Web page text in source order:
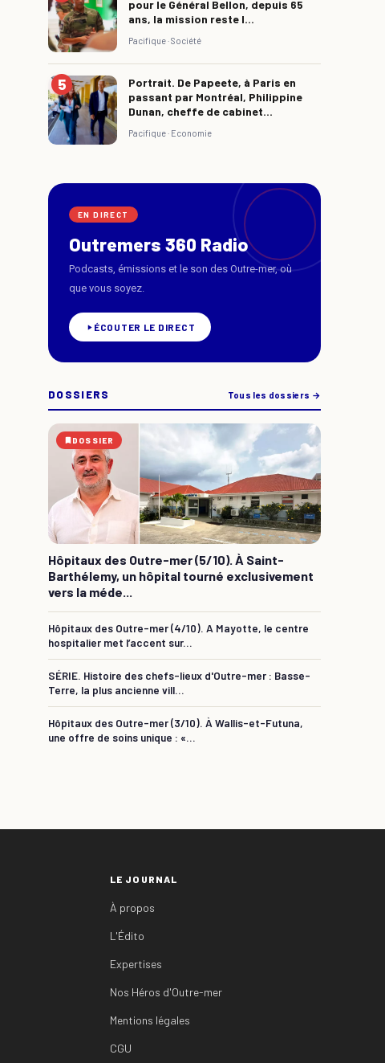
pour le Général Bellon, depuis 65
ans, la mission reste l...
Pacifique ·Société
Portrait. De Papeete, à Paris en
passant par Montréal, Philippine
Dunan, cheffe de cabinet...
Pacifique · Economie
EN DIRECT
Outremers 360 Radio
Podcasts, émissions et le son des Outre-mer, où
que vous soyez.
ÉCOUTER LE DIRECT
DOSSIERS Tous les dossiers →
DOSSIER
Hôpitaux des Outre-mer (5/10). À Saint-
Barthélemy, un hôpital tourné exclusivement
vers la méde...
Hôpitaux des Outre-mer (4/10). A Mayotte, le centre
hospitalier met l’accent sur...
SÉRIE. Histoire des chefs-lieux d'Outre-mer : Basse-
Terre, la plus ancienne vill...
Hôpitaux des Outre-mer (3/10). À Wallis-et-Futuna,
une offre de soins unique : «...
LE JOURNAL
À propos
L'Édito
Expertises
Nos Héros d'Outre-mer
Mentions légales
CGU